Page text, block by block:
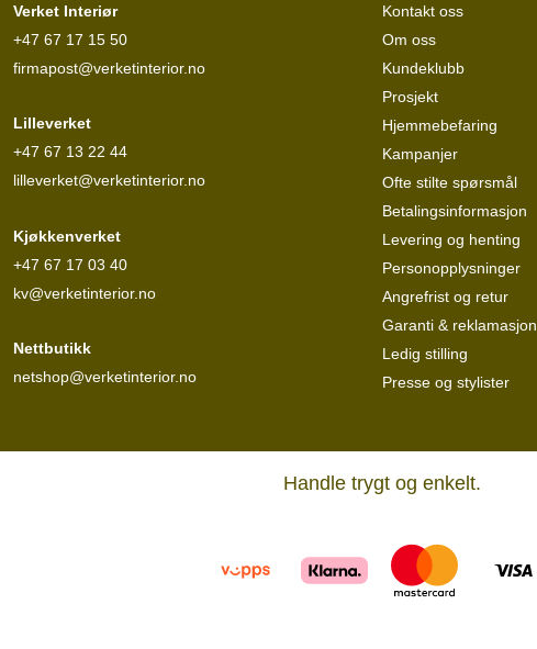
Verket Interiør
+47 67 17 15 50
firmapost@verketinterior.no
Lilleverket
+47 67 13 22 44
lilleverket@verketinterior.no
Kjøkkenverket
+47 67 17 03 40
kv@verketinterior.no
Nettbutikk
netshop@verketinterior.no
Kontakt oss
Om oss
Kundeklubb
Prosjekt
Hjemmebefaring
Kampanjer
Ofte stilte spørsmål
Betalingsinformasjon
Levering og henting
Personopplysninger
Angrefrist og retur
Garanti & reklamasjon
Ledig stilling
Presse og stylister
Handle trygt og enkelt.